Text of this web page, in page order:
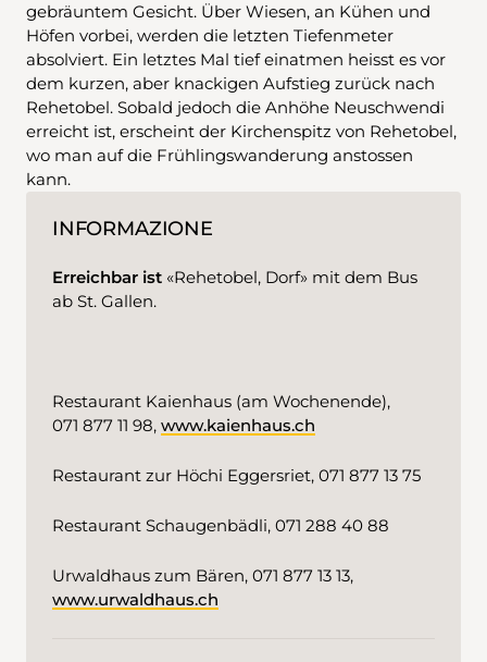
gebräuntem Gesicht. Über Wiesen, an Kühen und
Höfen vorbei, werden die letzten Tiefenmeter
absolviert. Ein letztes Mal tief einatmen heisst es vor
dem kurzen, aber knackigen Aufstieg zurück nach
Rehetobel. Sobald jedoch die Anhöhe Neuschwendi
erreicht ist, erscheint der Kirchenspitz von Rehetobel,
wo man auf die Frühlingswanderung anstossen
kann.
INFORMAZIONE
Erreichbar ist «Rehetobel, Dorf» mit dem Bus
ab St. Gallen.
Restaurant Kaienhaus (am Wochenende),
071 877 11 98, www.kaienhaus.ch
Restaurant zur Höchi Eggersriet, 071 877 13 75
Restaurant Schaugenbädli, 071 288 40 88
Urwaldhaus zum Bären, 071 877 13 13,
www.urwaldhaus.ch